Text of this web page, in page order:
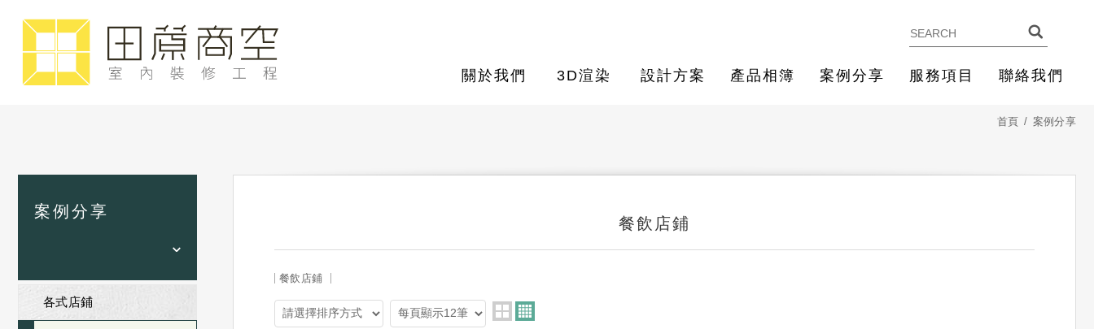
關於我們 3D渲染 設計方案 產品相簿 案例分享 服務項目 聯絡我們
首頁 案例分享
案例分享
各式店鋪
餐飲店鋪
餐飲店鋪